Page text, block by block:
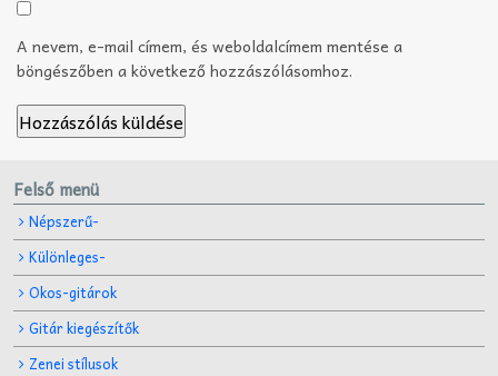
A nevem, e-mail címem, és weboldalcímem mentése a
böngészőben a következő hozzászólásomhoz.
Felső menü
Népszerű-
Különleges-
Okos-gitárok
Gitár kiegészítők
Zenei stílusok